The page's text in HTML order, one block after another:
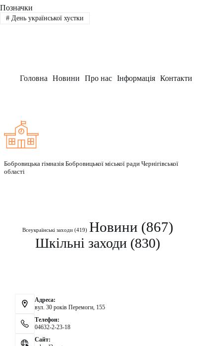
Позначки
#День української хустки
Головна Новини Про нас Інформація Контакти
Бобровицька гімназія Бобровицької міської ради Чернігівської
області
Всеукраїнські заходи(419) Новини (867)
Шкільні заходи (830)
Адреса:
вул. 30 років Перемоги, 155
Телефон:
04632-2-23-18
Сайт: